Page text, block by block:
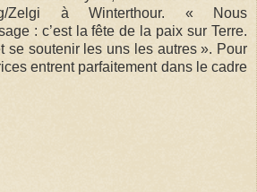
Zelgi à Winterthour. « Nous
: c’est la fête de la paix sur Terre.
se soutenir les uns les autres ». Pour
entrent parfaitement dans le cadre